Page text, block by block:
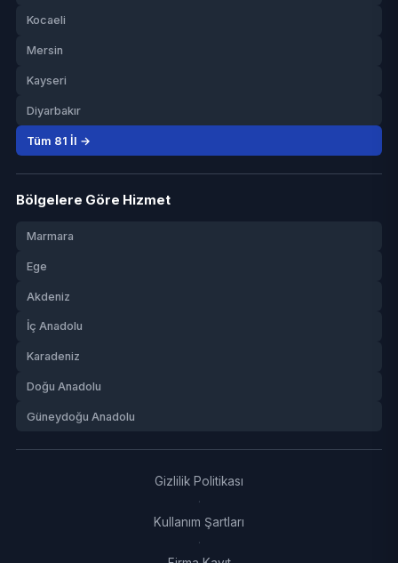
Kocaeli
Mersin
Kayseri
Diyarbakır
Tüm 81 İl →
Bölgelere Göre Hizmet
Marmara
Ege
Akdeniz
İç Anadolu
Karadeniz
Doğu Anadolu
Güneydoğu Anadolu
Gizlilik Politikası
·
Kullanım Şartları
·